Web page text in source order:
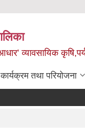
व्यावसायिक
कार्यक्रम तथा परियोजना